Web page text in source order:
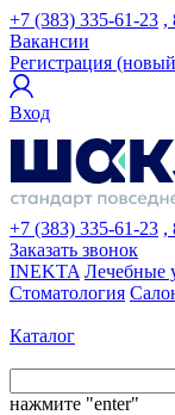
+7 (383) 335-61-23 ,
Вакансии
Регистрация
Вход
+7 (383) 335-61-23 ,
Заказать звонок
INEKTA Лечебные
Стоматология
Каталог
нажмите "enter"